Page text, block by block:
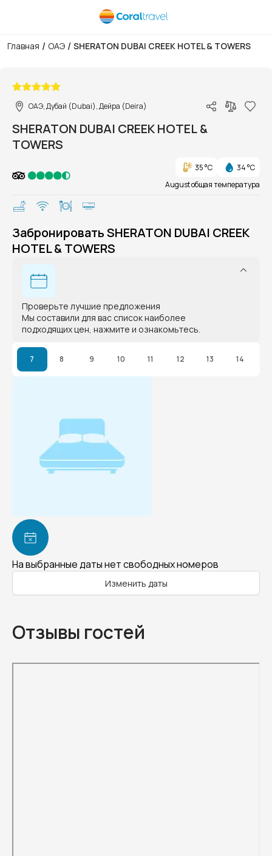
Главная / ОАЭ / SHERATON DUBAI CREEK HOTEL & TOWERS
ОАЭ, Дубай (Dubai), Дейра (Deira)
SHERATON DUBAI CREEK HOTEL &
TOWERS
35 °C
34 °C
August общая температура
Забронировать SHERATON DUBAI CREEK
HOTEL & TOWERS
Проверьте лучшие предложения
Мы составили для вас список наиболее
подходящих цен, нажмите и ознакомьтесь.
7 8 9 10 11 12 13 14
На выбранные даты нет свободных номеров
Изменить даты
Отзывы гостей